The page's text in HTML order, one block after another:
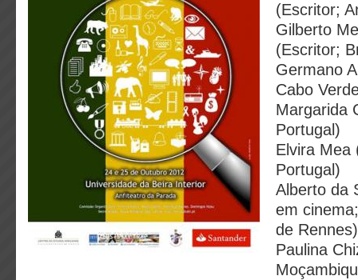
(Escritor;
Gilberto
(Escritor;
Germano
Cabo
Margarida
Portugal)
Elvira Mea
Portugal)
Alberto da
em
de Rennes)
Paulina